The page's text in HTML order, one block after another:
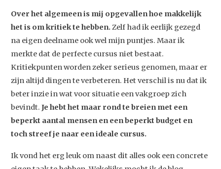
Over het algemeen is mij opgevallen hoe makkelijk
het is om kritiek te hebben.Zelf had ik eerlijk gezegd
na eigen deelname ook wel mijn puntjes. Maar ik
merkte dat de perfecte cursus niet bestaat.
Kritiekpunten worden zeker serieus genomen, maar er
zijn altijd dingen te verbeteren. Het verschil is nu dat ik
beter inzie in wat voor situatie een vakgroep zich
bevindt.Je hebt het maar rond te breien met een
beperkt aantal mensen en een beperkt budget en
toch streef je naar een ideale cursus.
Ik vond het erg leuk om naast dit alles ook een concrete